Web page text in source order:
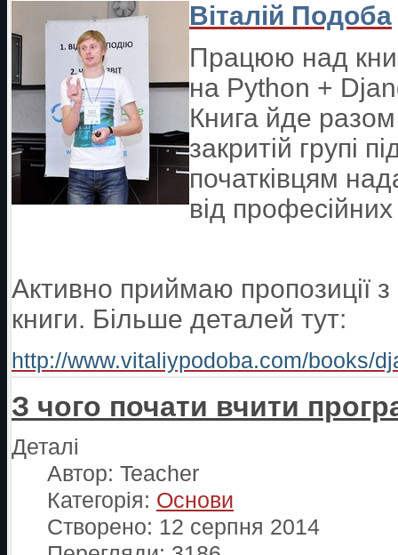
Віталій Подоба
Працюю над
на Python +
Книга йде
закритій групі
початківцям
від професійних
Активно приймаю пропозиції
книги. Більше деталей тут:
http://www.vitaliypodoba.com/books/
З чого почати вчити
Деталі
Автор: Teacher
Категорія: Основи
Створено: 12 серпня 2014